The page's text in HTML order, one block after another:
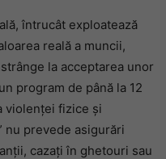
întrucât exploatează
reală a muncii,
la acceptarea unor
program de până la 12
violenței fizice și
nu prevede asigurări
cazați în ghetouri sau